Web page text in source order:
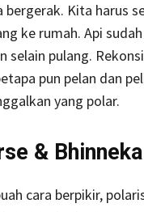
bergerak. Kita harus
ke rumah. Api
selain pulang.
pun pelan dan
yang polar.
& Bhinneka
cara berpikir,